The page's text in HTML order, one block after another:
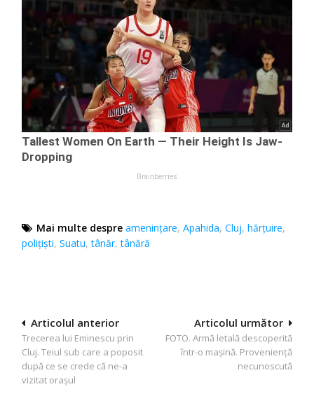
Mai multe despre ameninţare,Apahida,Cluj,hărţuire,
polițiști,Suatu,tânăr,tânără
Navigare
în
articole
Articolul următor
FOTO. Armă letală descoperită
într-o maşină. Provenienţă
necunoscută
Articolul anterior
Trecerea lui Eminescu prin
Cluj. Teiul sub care a poposit
după ce se crede că ne-a
vizitat oraşul